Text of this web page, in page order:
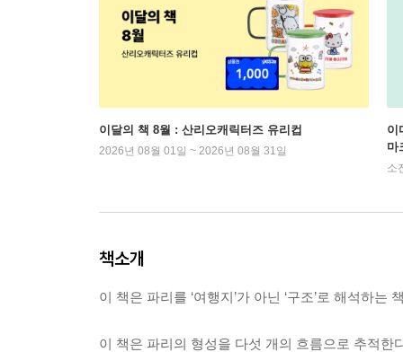
이달의 책 8월 : 산리오캐릭터즈 유리컵
2026년 08월 01일 ~ 2026년 08월 31일
이
마
소
책소개
이 책은 파리를 ‘여행지’가 아닌 ‘구조’로 해석하는
이 책은 파리의 형성을 다섯 개의 흐름으로 추적한